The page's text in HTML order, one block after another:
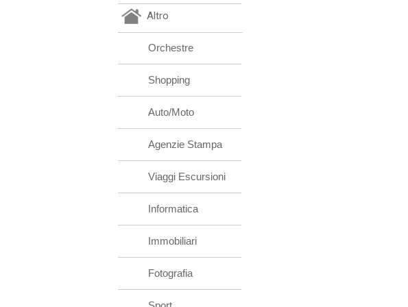
Altro
Orchestre
Shopping
Auto/Moto
Agenzie Stampa
Viaggi Escursioni
Informatica
Immobiliari
Fotografia